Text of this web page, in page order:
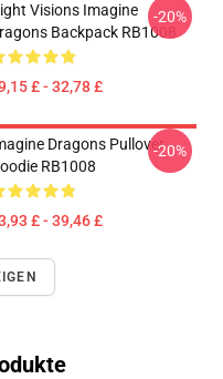
Visions Imagine
Backpack RB1008
£ - 32,78 £
-20%
Dragons Pullover
RB1008
£ - 39,46 £
-20%